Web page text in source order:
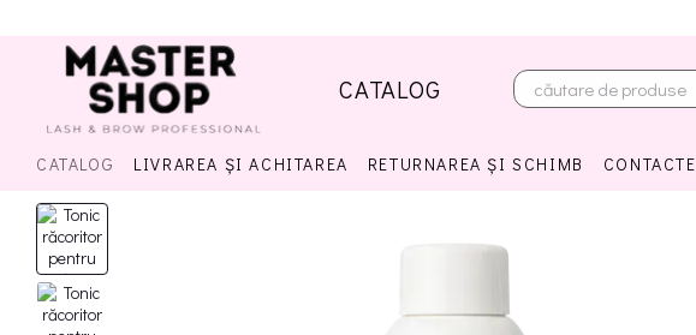
CATALOG
CATALOG LIVRAREA ȘI ACHITAREA RETURNAREA ȘI SCHIMB CONTACTE